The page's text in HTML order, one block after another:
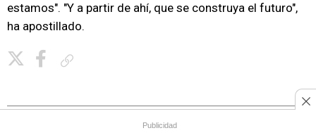
estamos". "Y a partir de ahí, que se construya el futuro",
ha apostillado.
Publicidad
Publicidad